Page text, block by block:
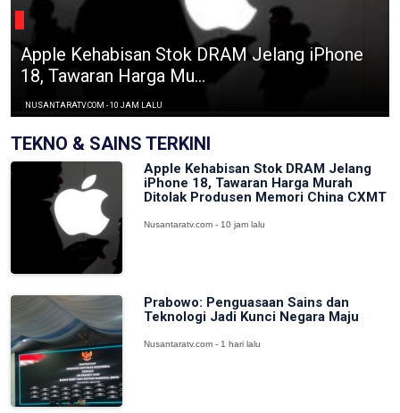
Apple Kehabisan Stok DRAM Jelang iPhone
18, Tawaran Harga Mu...
NUSANTARATV.COM - 10 JAM LALU
TEKNO & SAINS TERKINI
Apple Kehabisan Stok DRAM Jelang
iPhone 18, Tawaran Harga Murah
Ditolak Produsen Memori China CXMT
Nusantaratv.com - 10 jam lalu
Prabowo: Penguasaan Sains dan
Teknologi Jadi Kunci Negara Maju
Nusantaratv.com - 1 hari lalu